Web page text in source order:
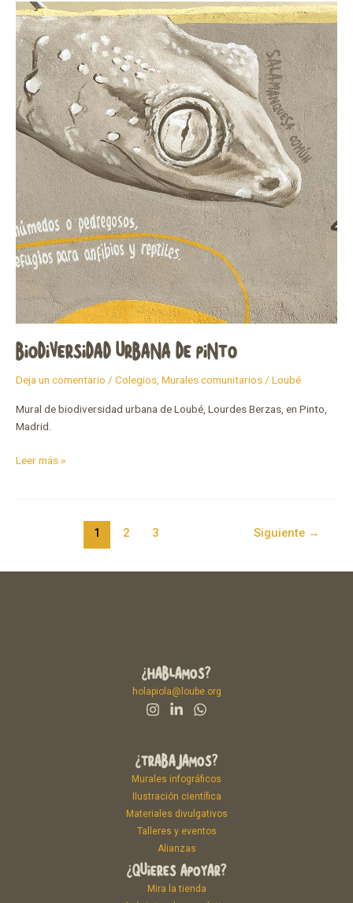
BIODIVERSIDAD URBANA DE PINTO
Deja un comentario / Colegios Murales comunitarios / Loubé
Mural de biodiversidad urbana de Loubé, Lourdes Berzas, en Pinto,
Madrid.
Biodiversidad
Urbana
de
Pinto
Leer más »
1 2 3 Siguiente →
¿HABLAMOS?
holapiola@loube.org
¿TRABAJAMOS?
Murales infográficos
Ilustración científica
Materiales divulgativos
Talleres y eventos
Alianzas
¿QUIERES APOYAR?
Mira la tienda